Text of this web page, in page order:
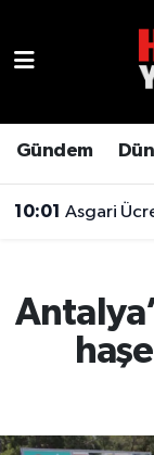
Gündem
10:01 Asgari Ücret
Genel
Gündem
Hava
Son
Haber